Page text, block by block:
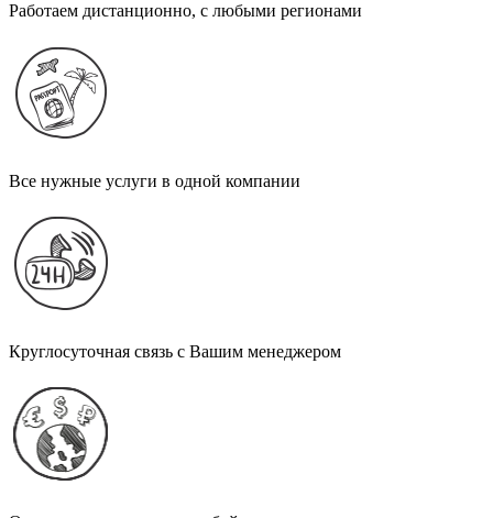
Работаем дистанционно, с любыми регионами
Все нужные услуги в одной компании
Круглосуточная связь с Вашим менеджером